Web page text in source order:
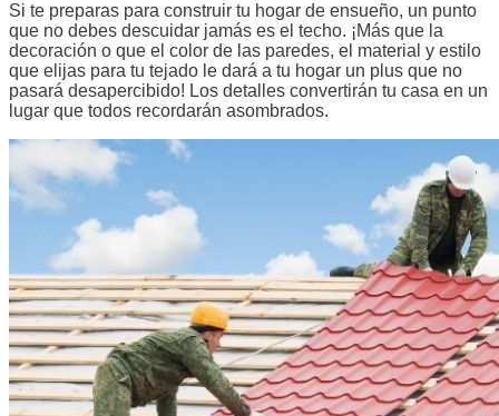
Si te preparas para construir tu hogar de ensueño, un punto
que no debes descuidar jamás es el techo. ¡Más que la
decoración o que el color de las paredes, el material y estilo
que elijas para tu tejado le dará a tu hogar un plus que no
pasará desapercibido! Los detalles convertirán tu casa en un
lugar que todos recordarán asombrados.